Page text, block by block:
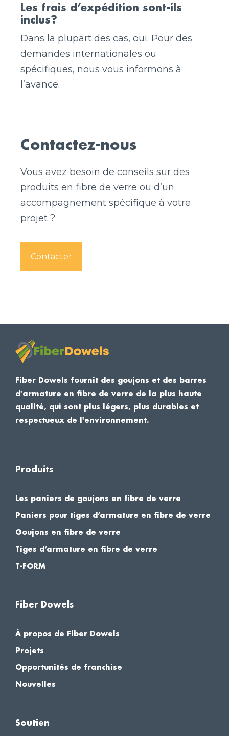
Les frais d’expédition sont-ils
inclus?
Dans la plupart des cas, oui. Pour des
demandes internationales ou
spécifiques, nous vous informons à
l’avance.
Contactez-nous
Vous avez besoin de conseils sur des
produits en fibre de verre ou d’un
accompagnement spécifique à votre
projet ?
Contacter
Fiber Dowels fournit des goujons et des barres
d'armature en fibre de verre de la plus haute
qualité, qui sont plus légers, plus durables et
respectueux de l'environnement.
Produits
Les paniers de goujons en fibre de verre
Paniers pour tiges d’armature en fibre de verre
Goujons en fibre de verre
Tiges d’armature en fibre de verre
T-FORM
Fiber Dowels
À propos de Fiber Dowels
Projets
Opportunités de franchise
Nouvelles
Soutien